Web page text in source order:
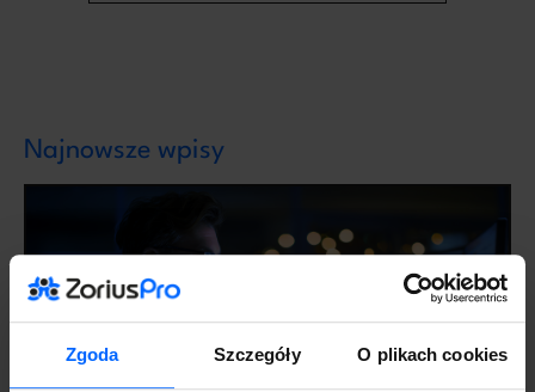
Zgoda Szczegóły O plikach cookies
Najnowsze wpisy